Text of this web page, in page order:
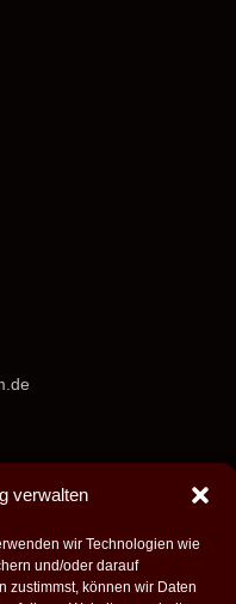
verwalten
wir Technologien wie
und/oder darauf
zustimmst, können wir Daten